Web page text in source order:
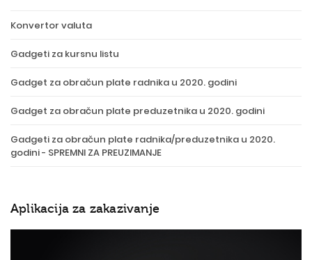
Konvertor valuta
Gadgeti za kursnu listu
Gadget za obračun plate radnika u 2020. godini
Gadget za obračun plate preduzetnika u 2020. godini
Gadgeti za obračun plate radnika/preduzetnika u 2020.
godini - SPREMNI ZA PREUZIMANJE
Aplikacija za zakazivanje